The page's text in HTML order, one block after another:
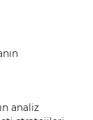
analiz